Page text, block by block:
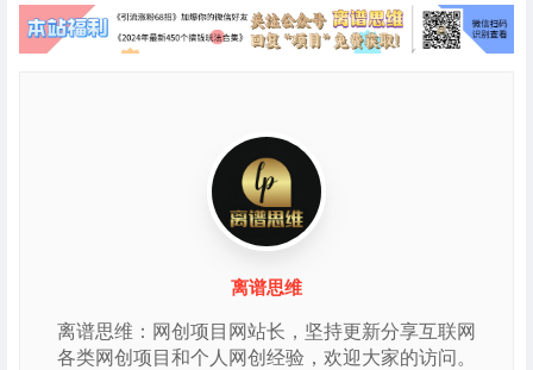
离谱思维
离谱思维：网创项目网站长，坚持更新分享互联网
各类网创项目和个人网创经验，欢迎大家的访问。